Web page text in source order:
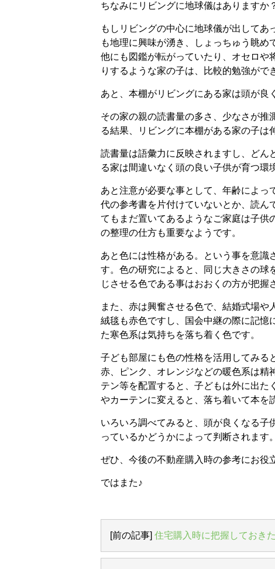
ちなみにリビングに地球儀はありますか
もしリビングの中心に地球儀が出して
も地理に興味が湧き、しょっちゅう眺め
他にも図鑑が転がっていたり、オセロや
りするような家の子は、比較的勉強がで
あと、本棚がリビングにある家は頭が良
その家の親の読書量の多さ、少なさが
る結果、リビングに本棚がある家の子は
読書量は語彙力に反映されますし、どん
る家は間違いなく頭の良い子供が育つ環
あと注意が必要な事として、年齢によ
代の参考書を片付けていないとか、読ん
てもまだ置いてあるようなご家庭は子供
の整理の仕方も重要なようです。
あと色には性格がある。という事を意
す。色の研究によると、同じ大きさの球
じさせる色である事はおおくの方が把握
また、赤は興奮させる色で、結婚式場
絨毯も赤色ですし、国会中継の際に記憶
た寒色系は気持ちを落ち着く色です。
子ども部屋にも色の性格を活用してみる
赤、ピンク、オレンジなどの暖色系は精
テン等を配置すると、子どもは外に出た
やカーテンに変えると、落ち着いて本を
いろいろ調べてみると、頭が良くなる
っているかどうかによって判断されます。
ぜひ、今後の不動産購入時の参考にお役
ではまた♪
[前の記事] 住宅購入時に把握しておき